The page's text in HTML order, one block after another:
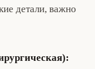
детали, важно